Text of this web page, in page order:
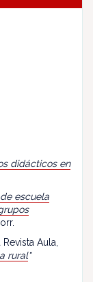
didácticos en
escuela
Aula,
rural"